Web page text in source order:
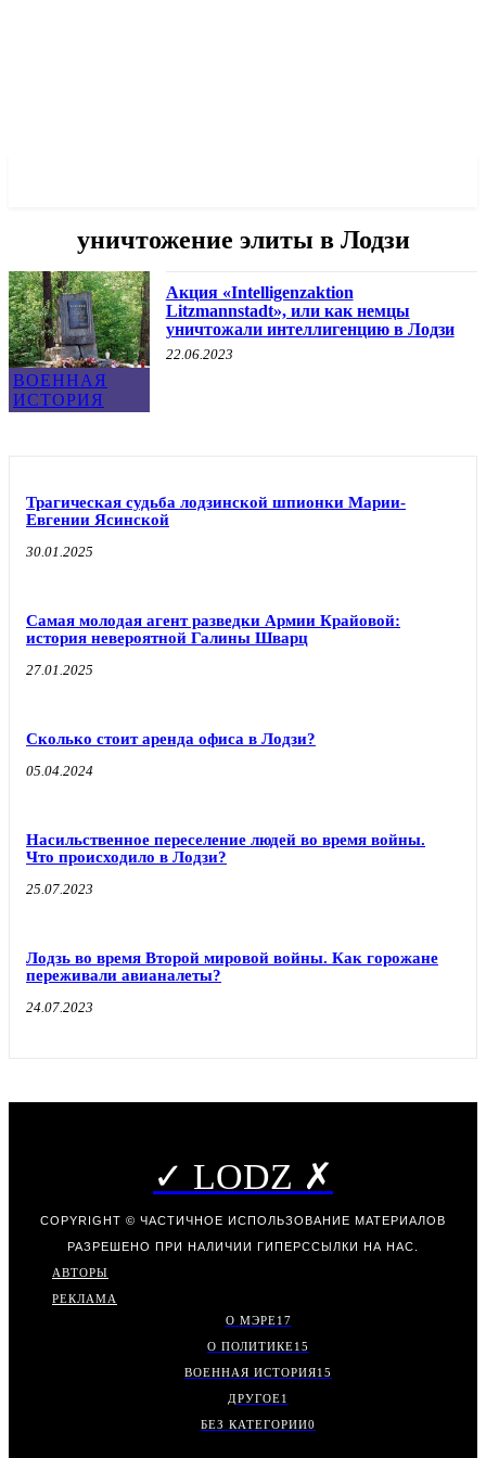
уничтожение элиты в Лодзи
ВОЕННАЯ
ИСТОРИЯ
Акция «Intelligenzaktion
Litzmannstadt», или как немцы
уничтожали интеллигенцию в Лодзи
22.06.2023
Трагическая судьба лодзинской шпионки Марии-
Евгении Ясинской
30.01.2025
Самая молодая агент разведки Армии Крайовой:
история невероятной Галины Шварц
27.01.2025
Сколько стоит аренда офиса в Лодзи?
05.04.2024
Насильственное переселение людей во время войны.
Что происходило в Лодзи?
25.07.2023
Лодзь во время Второй мировой войны. Как горожане
переживали авианалеты?
24.07.2023
✓ LODZ ✗
COPYRIGHT © ЧАСТИЧНОЕ ИСПОЛЬЗОВАНИЕ МАТЕРИАЛОВ
РАЗРЕШЕНО ПРИ НАЛИЧИИ ГИПЕРССЫЛКИ НА НАС.
АВТОРЫ
РЕКЛАМА
О МЭРЕ17
О ПОЛИТИКЕ15
ВОЕННАЯ ИСТОРИЯ15
ДРУГОЕ1
БЕЗ КАТЕГОРИИ0